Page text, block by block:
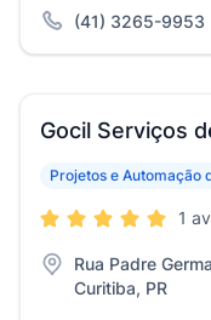
(41) 3265-9953
Gocil Serviços
Projetos e Automação
1
Rua Padre
Curitiba, PR